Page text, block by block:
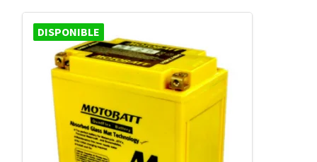
DISPONIBLE